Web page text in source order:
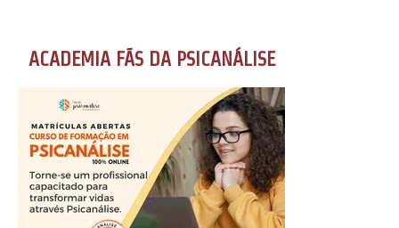
ACADEMIA FÃS DA PSICANÁLISE